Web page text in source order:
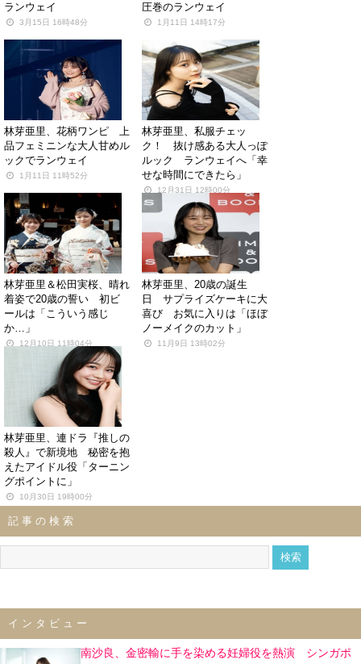
ランウェイ
3月15日 16時48分
圧巻のランウェイ
1月11日 14時17分
林芽亜里、花柄ワンピ 上
品フェミニンな大人甘めル
ックでランウェイ
1月11日 11時52分
林芽亜里、私服チェッ
ク！ 抜け感ある大人っぽ
ルック ランウェイへ「幸
せな時間にできたら」
12月31日 12時00分
林芽亜里＆松田実桜、晴れ
着姿で20歳の誓い 初ビ
ールは「こういう感じ
か…」
12月10日 11時04分
林芽亜里、20歳の誕生
日 サプライズケーキに大
喜び お気に入りは「ほぼ
ノーメイクのカット」
11月9日 13時02分
林芽亜里、連ドラ『推しの
殺人』で新境地 秘密を抱
えたアイドル役「ターニン
グポイントに」
10月30日 19時00分
記事の検索
インタビュー
南沙良、金密輸に手を染める妊婦役を熱演 シンガポ